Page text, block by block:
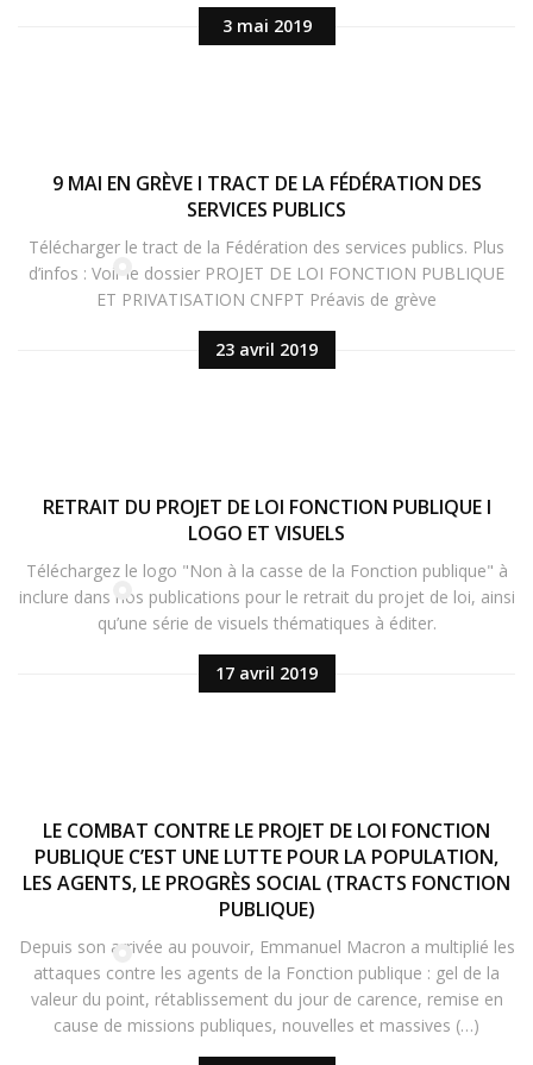
3 mai 2019
23 avril 2019
9 MAI EN GRÈVE I TRACT DE LA FÉDÉRATION DES
SERVICES PUBLICS
Télécharger le tract de la Fédération des services publics. Plus
d’infos : Voir le dossier PROJET DE LOI FONCTION PUBLIQUE
ET PRIVATISATION CNFPT Préavis de grève
17 avril 2019
RETRAIT DU PROJET DE LOI FONCTION PUBLIQUE I
LOGO ET VISUELS
Téléchargez le logo "Non à la casse de la Fonction publique" à
inclure dans nos publications pour le retrait du projet de loi, ainsi
qu’une série de visuels thématiques à éditer.
LE COMBAT CONTRE LE PROJET DE LOI FONCTION
PUBLIQUE C’EST UNE LUTTE POUR LA POPULATION,
LES AGENTS, LE PROGRÈS SOCIAL (TRACTS FONCTION
PUBLIQUE)
Depuis son arrivée au pouvoir, Emmanuel Macron a multiplié les
attaques contre les agents de la Fonction publique : gel de la
valeur du point, rétablissement du jour de carence, remise en
cause de missions publiques, nouvelles et massives (…)